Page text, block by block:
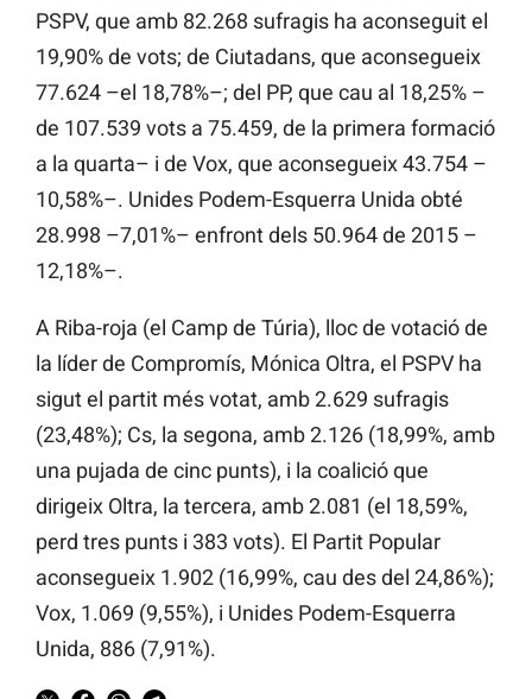
PSPV, que amb 82.268 sufragis ha aconseguit el
19,90% de vots; de Ciutadans, que aconsegueix
77.624 –el 18,78%–; del PP, que cau al 18,25% –
de 107.539 vots a 75.459, de la primera formació
a la quarta– i de Vox, que aconsegueix 43.754 –
10,58%–. Unides Podem-Esquerra Unida obté
28.998 –7,01%– enfront dels 50.964 de 2015 –
12,18%–.
A Riba-roja (el Camp de Túria), lloc de votació de
la líder de Compromís, Mónica Oltra, el PSPV ha
sigut el partit més votat, amb 2.629 sufragis
(23,48%); Cs, la segona, amb 2.126 (18,99%, amb
una pujada de cinc punts), i la coalició que
dirigeix Oltra, la tercera, amb 2.081 (el 18,59%,
perd tres punts i 383 vots). El Partit Popular
aconsegueix 1.902 (16,99%, cau des del 24,86%);
Vox, 1.069 (9,55%), i Unides Podem-Esquerra
Unida, 886 (7,91%).